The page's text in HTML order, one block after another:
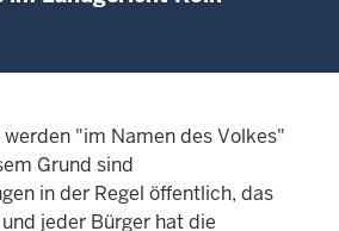
"im Namen des Volkes"
Grund sind
in der Regel öffentlich, das
jeder Bürger hat die